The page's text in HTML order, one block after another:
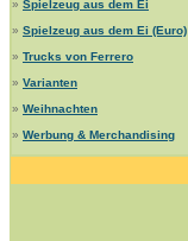
» Spielzeug aus dem Ei
» Spielzeug aus dem Ei (Euro)
» Trucks von Ferrero
» Varianten
» Weihnachten
» Werbung & Merchandising